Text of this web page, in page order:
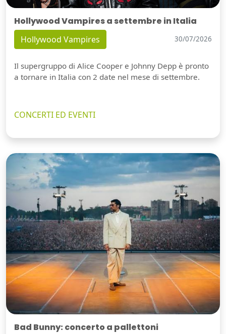
Hollywood Vampires a settembre in Italia
Hollywood Vampires 30/07/2026
Il supergruppo di Alice Cooper e Johnny Depp è pronto
a tornare in Italia con 2 date nel mese di settembre.
CONCERTI ED EVENTI
Bad Bunny: concerto a pallettoni